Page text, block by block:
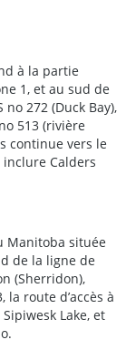
à la partie
1, et au sud de
272 (Duck Bay),
513 (rivière
continue vers le
Calders
Manitoba située
de la ligne de
(Sherridon),
la route d’accès à
Lake, et